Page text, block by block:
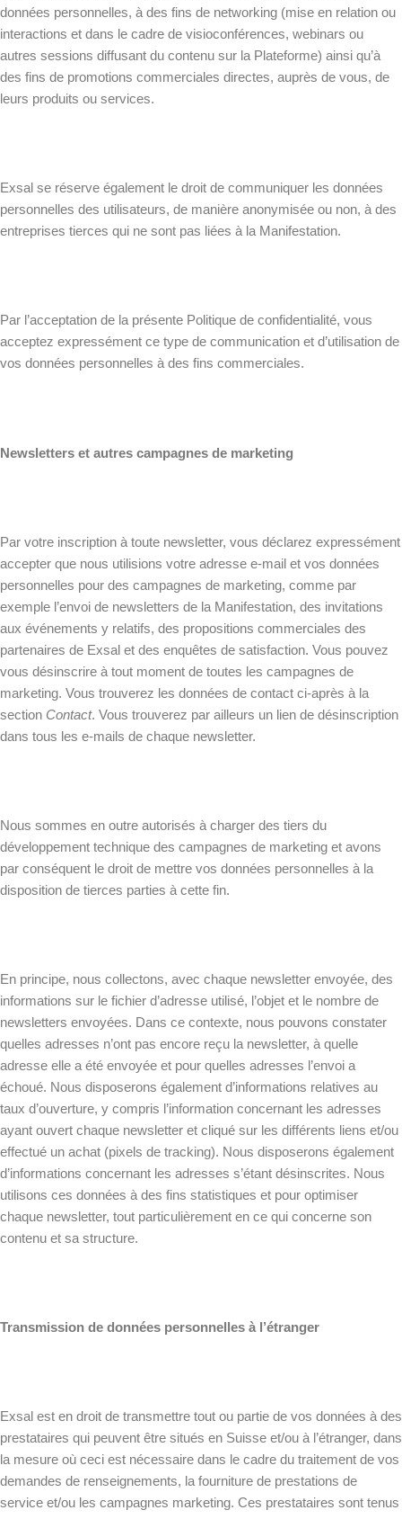
données personnelles, à des fins de networking (mise en relation ou
interactions et dans le cadre de visioconférences, webinars ou
autres sessions diffusant du contenu sur la Plateforme) ainsi qu’à
des fins de promotions commerciales directes, auprès de vous, de
leurs produits ou services.
Exsal se réserve également le droit de communiquer les données
personnelles des utilisateurs, de manière anonymisée ou non, à des
entreprises tierces qui ne sont pas liées à la Manifestation.
Par l’acceptation de la présente Politique de confidentialité, vous
acceptez expressément ce type de communication et d’utilisation de
vos données personnelles à des fins commerciales.
Newsletters et autres campagnes de marketing
Par votre inscription à toute newsletter, vous déclarez expressément
accepter que nous utilisions votre adresse e-mail et vos données
personnelles pour des campagnes de marketing, comme par
exemple l’envoi de newsletters de la Manifestation, des invitations
aux événements y relatifs, des propositions commerciales des
partenaires de Exsal et des enquêtes de satisfaction. Vous pouvez
vous désinscrire à tout moment de toutes les campagnes de
marketing. Vous trouverez les données de contact ci-après à la
section Contact. Vous trouverez par ailleurs un lien de désinscription
dans tous les e-mails de chaque newsletter.
Nous sommes en outre autorisés à charger des tiers du
développement technique des campagnes de marketing et avons
par conséquent le droit de mettre vos données personnelles à la
disposition de tierces parties à cette fin.
En principe, nous collectons, avec chaque newsletter envoyée, des
informations sur le fichier d’adresse utilisé, l’objet et le nombre de
newsletters envoyées. Dans ce contexte, nous pouvons constater
quelles adresses n’ont pas encore reçu la newsletter, à quelle
adresse elle a été envoyée et pour quelles adresses l’envoi a
échoué. Nous disposerons également d’informations relatives au
taux d’ouverture, y compris l’information concernant les adresses
ayant ouvert chaque newsletter et cliqué sur les différents liens et/ou
effectué un achat (pixels de tracking). Nous disposerons également
d’informations concernant les adresses s’étant désinscrites. Nous
utilisons ces données à des fins statistiques et pour optimiser
chaque newsletter, tout particulièrement en ce qui concerne son
contenu et sa structure.
Transmission de données personnelles à l’étranger
Exsal est en droit de transmettre tout ou partie de vos données à des
prestataires qui peuvent être situés en Suisse et/ou à l’étranger, dans
la mesure où ceci est nécessaire dans le cadre du traitement de vos
demandes de renseignements, la fourniture de prestations de
service et/ou les campagnes marketing. Ces prestataires sont tenus